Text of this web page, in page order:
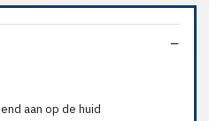
aan op de huid